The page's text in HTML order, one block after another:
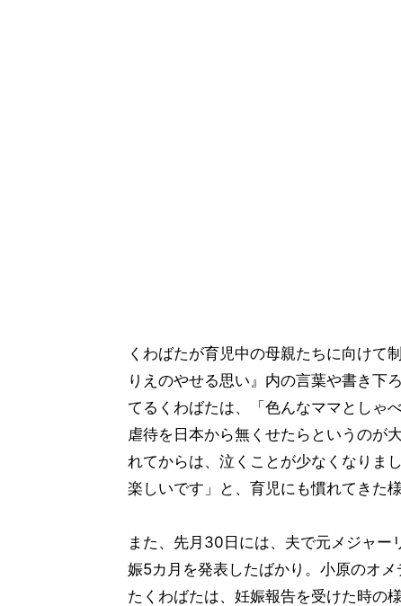
くわばたが育児中の母親たちに向けて
りえのやせる思い』内の言葉や書き下
てるくわばたは、「色んなママとしゃ
虐待を日本から無くせたらというのが
れてからは、泣くことが少なくなりま
楽しいです」と、育児にも慣れてきた様
また、先月30日には、夫で元メジャ
娠5カ月を発表したばかり。小原のオ
たくわばたは、妊娠報告を受けた時の